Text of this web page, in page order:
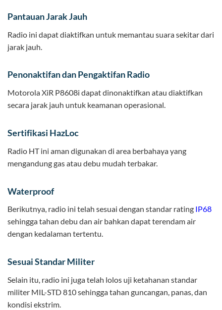
Pantauan Jarak Jauh
Radio ini dapat diaktifkan untuk memantau suara sekitar dari
jarak jauh.
Penonaktifan dan Pengaktifan Radio
Motorola XiR P8608i dapat dinonaktifkan atau diaktifkan
secara jarak jauh untuk keamanan operasional.
Sertifikasi HazLoc
Radio HT ini aman digunakan di area berbahaya yang
mengandung gas atau debu mudah terbakar.
Waterproof
Berikutnya, radio ini telah sesuai dengan standar rating IP68
sehingga tahan debu dan air bahkan dapat terendam air
dengan kedalaman tertentu.
Sesuai Standar Militer
Selain itu, radio ini juga telah lolos uji ketahanan standar
militer MIL-STD 810 sehingga tahan guncangan, panas, dan
kondisi ekstrim.